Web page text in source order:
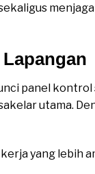
panel kontrol
utama.
yang lebih